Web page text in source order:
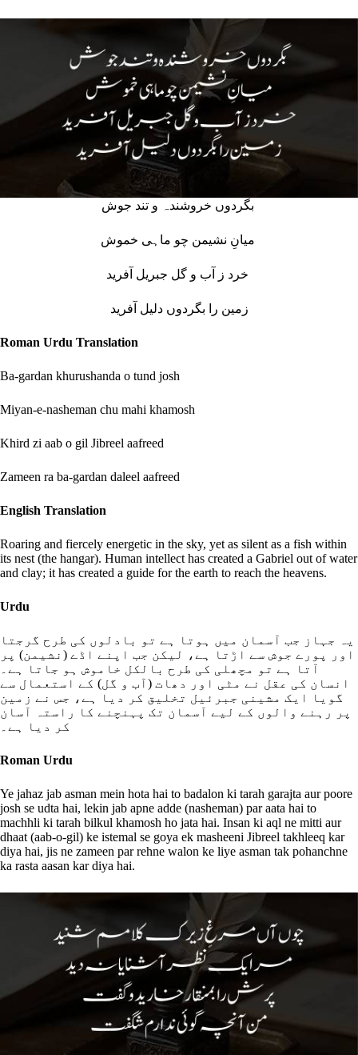
زمین را بگردوں دلیل آفرید
Roman Urdu Translation
Ba-gardan khurushanda o tund josh
Miyan-e-nasheman chu mahi khamosh
Khird zi aab o gil Jibreel aafreed
Zameen ra ba-gardan daleel aafreed
English Translation
Roaring and fiercely energetic in the sky, yet as silent as a fish within
its nest (the hangar). Human intellect has created a Gabriel out of water
and clay; it has created a guide for the earth to reach the heavens.
Urdu
یہ جہاز جب آسمان میں ہوتا ہے تو بادلوں کی طرح گرجتا
اور پورے جوش سے اڑتا ہے، لیکن جب اپنے اڈے (نشیمن) پر
آتا ہے تو مچھلی کی طرح بالکل خاموش ہو جاتا ہے۔
انسان کی عقل نے مٹی اور دھات (آب و گل) کے استعمال سے
گویا ایک مشینی جبرئیل تخلیق کر دیا ہے، جس نے زمین
پر رہنے والوں کے لیے آسمان تک پہنچنے کا راستہ آسان
کر دیا ہے۔
Roman Urdu
Ye jahaz jab asman mein hota hai to badalon ki tarah garajta aur poore
josh se udta hai, lekin jab apne adde (nasheman) par aata hai to
machhli ki tarah bilkul khamosh ho jata hai. Insan ki aql ne mitti aur
dhaat (aab-o-gil) ke istemal se goya ek masheeni Jibreel takhleeq kar
diya hai, jis ne zameen par rehne walon ke liye asman tak pohanchne
ka rasta aasan kar diya hai.